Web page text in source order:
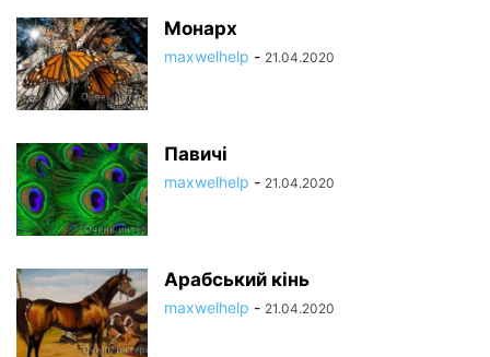
Монарх
maxwelhelp - 21.04.2020
Павичі
maxwelhelp - 21.04.2020
Арабський кінь
maxwelhelp - 21.04.2020